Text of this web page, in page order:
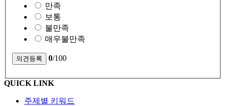
만족
보통
불만족
매우불만족
0/100
QUICK LINK
주제별 키워드